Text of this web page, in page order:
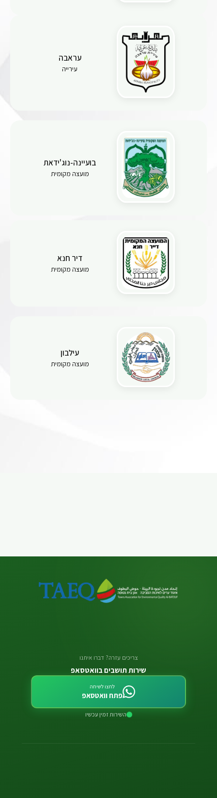
עראבה
עירייה
בועיינה-נוג'ידאת
מועצה מקומית
דיר חנא
מועצה מקומית
עילבון
מועצה מקומית
צריכים עזרה? דברו איתנו
שירות תושבים בוואטסאפ
לחצו לשיחה
פתח וואטסאפ
השירות זמין עכשיו